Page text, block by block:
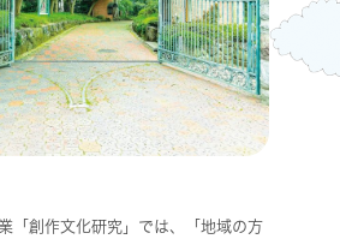
「創作文化研究」では、「地域の方